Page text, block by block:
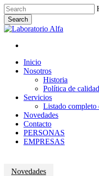
Skip
to
main
content
Search
Close
Menu
Menu
Inicio
Nosotros
Historia
Política de calidad
Servicios
Listado completo
Novedades
Contacto
PERSONAS
EMPRESAS
Novedades